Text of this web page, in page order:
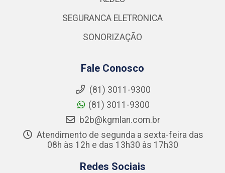
SEGURANCA ELETRONICA
SONORIZAÇÃO
Fale Conosco
(81) 3011-9300
(81) 3011-9300
b2b@kgmlan.com.br
Atendimento de segunda a sexta-feira das
08h às 12h e das 13h30 às 17h30
Redes Sociais